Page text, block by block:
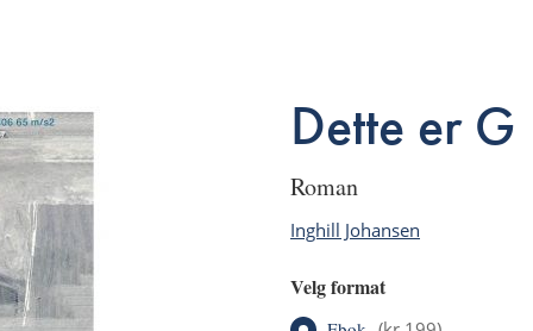
Dette er G
roman
Inghill Johansen
Velg format